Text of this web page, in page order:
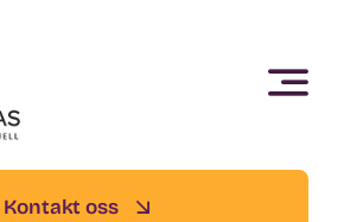
Kontakt oss